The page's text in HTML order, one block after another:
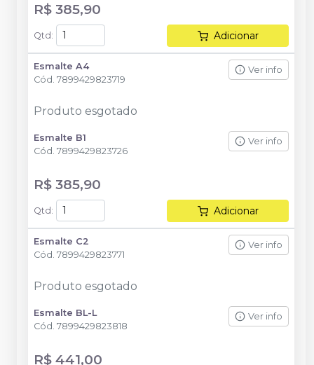
R$ 385,90
Qtd : Adicionar
Esmalte A4
Cód. 7899429823719
Ver info
Produto esgotado
Esmalte B1
Cód. 7899429823726
Ver info
R$ 385,90
Qtd : Adicionar
Esmalte C2
Cód. 7899429823771
Ver info
Produto esgotado
Esmalte BL-L
Cód. 7899429823818
Ver info
R$ 441,00